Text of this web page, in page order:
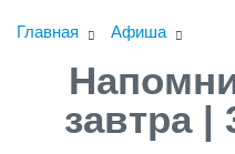
Главная Афиша
завтра |